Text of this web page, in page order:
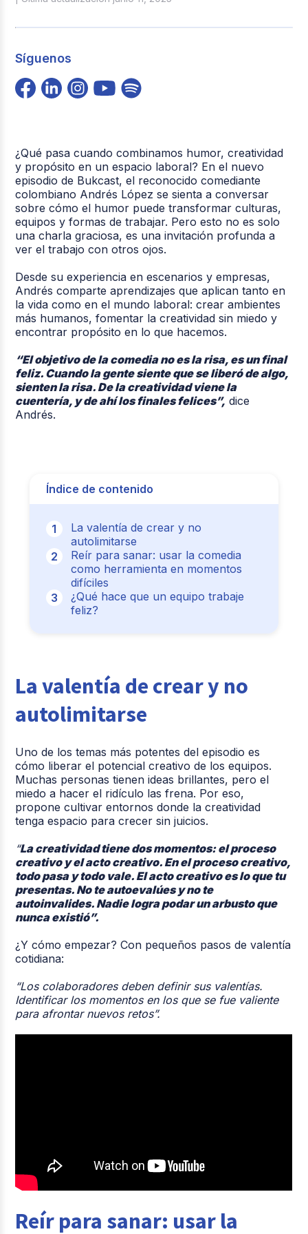
Síguenos
¿Qué pasa cuando combinamos humor, creatividad
y propósito en un espacio laboral? En el nuevo
episodio de Bukcast, el reconocido comediante
colombiano Andrés López se sienta a conversar
sobre cómo el humor puede transformar culturas,
equipos y formas de trabajar. Pero esto no es solo
una charla graciosa, es una invitación profunda a
ver el trabajo con otros ojos.
Desde su experiencia en escenarios y empresas,
Andrés comparte aprendizajes que aplican tanto en
la vida como en el mundo laboral: crear ambientes
más humanos, fomentar la creatividad sin miedo y
encontrar propósito en lo que hacemos.
“El objetivo de la comedia no es la risa, es un final
feliz. Cuando la gente siente que se liberó de algo,
sienten la risa. De la creatividad viene la
cuentería, y de ahí los finales felices”, dice
Andrés.
Índice de contenido
La valentía de crear y no
autolimitarse
Reír para sanar: usar la comedia
como herramienta en momentos
difíciles
¿Qué hace que un equipo trabaje
feliz?
La valentía de crear y no
autolimitarse
Uno de los temas más potentes del episodio es
cómo liberar el potencial creativo de los equipos.
Muchas personas tienen ideas brillantes, pero el
miedo a hacer el ridículo las frena. Por eso,
propone cultivar entornos donde la creatividad
tenga espacio para crecer sin juicios.
“La creatividad tiene dos momentos: el proceso
creativo y el acto creativo. En el proceso creativo,
todo pasa y todo vale. El acto creativo es lo que tu
presentas. No te autoevalúes y no te
autoinvalides. Nadie logra podar un arbusto que
nunca existió”.
¿Y cómo empezar? Con pequeños pasos de valentía
cotidiana:
“Los colaboradores deben definir sus valentías.
Identificar los momentos en los que se fue valiente
para afrontar nuevos retos”.
Reír para sanar: usar la